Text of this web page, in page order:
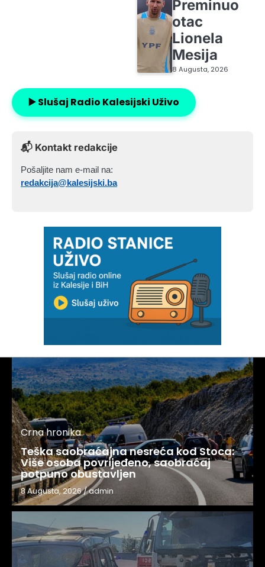
Preminuo
otac
Lionela
Mesija
8 Augusta, 2026
▶️ Slušaj Radio Kalesijski Uživo
📬 Kontakt redakcije
Pošaljite nam e-mail na:
redakcija@kalesijski.ba
Crna hronika
Teška saobraćajna nesreća kod Stoca:
Više osoba povrijeđeno, saobraćaj
potpuno obustavljen
8 Augusta, 2026/admin